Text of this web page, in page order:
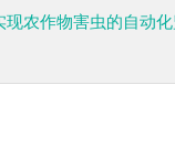
农作物害虫的自动